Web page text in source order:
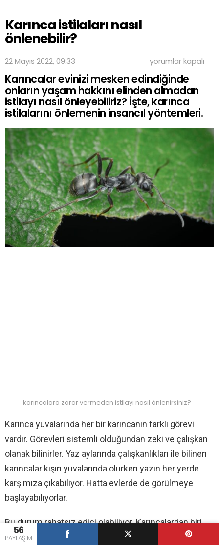
56
PAYLAŞIM
Karınca istilaları nasıl
önlenebilir?
22 Mayıs 2022, 09:33
Karınca
nasıl
önlenebilir?
için
yorumlar kapalı
Karıncalar evinizi mesken edindiğinde
onların yaşam hakkını elinden almadan
istilayı nasıl önleyebiliriz? İşte, karınca
istilalarını önlemenin insancıl yöntemleri.
karıncalara zarar vermeden istilayı nasıl önlenirsiniz?
Karınca yuvalarında her bir karıncanın farklı görevi
vardır. Görevleri sistemli olduğundan zeki ve çalışkan
olanak bilinirler. Yaz aylarında çalışkanlıkları ile bilinen
karıncalar kışın yuvalarında olurken yazın her yerde
karşımıza çıkabiliyor. Hatta evlerde de görülmeye
başlayabiliyorlar.
Bu durum rahatsız edici olabiliyor. Karıncalardan biri
mutfağınızdaki ilgilendiği yiyeceği fark ettiğinde